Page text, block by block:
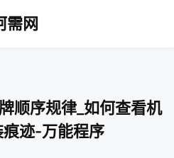
需网
顺序规律_如何查看机
迹-万能程序